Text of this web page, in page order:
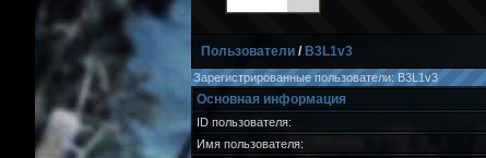
Пользователи/ B3L1v3
Зарегистрированные пользователи: B3L1v3
Основная информация
ID пользователя:
Имя пользователя: